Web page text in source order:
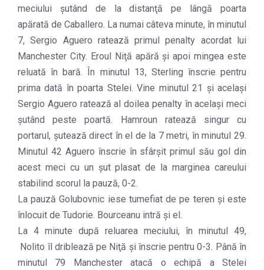
meciului șutând de la distanţă pe lângă poarta
apărată de Caballero. La numai câteva minute, în minutul
7, Sergio Aguero ratează primul penalty acordat lui
Manchester City. Eroul Niţă apără și apoi mingea este
reluată în bară. În minutul 13, Sterling înscrie pentru
prima dată în poarta Stelei. Vine minutul 21 și același
Sergio Aguero ratează al doilea penalty în același meci
șutând peste poartă. Hamroun ratează singur cu
portarul, șutează direct în el de la 7 metri, în minutul 29.
Minutul 42 Aguero înscrie în sfârșit primul său gol din
acest meci cu un șut plasat de la marginea careului
stabilind scorul la pauză, 0-2.
La pauză Golubovnic iese tumefiat de pe teren și este
înlocuit de Tudorie. Bourceanu intră și el.
La 4 minute după reluarea meciului, în minutul 49,
Nolito îl driblează pe Niţă și înscrie pentru 0-3. Până în
minutul 79 Manchester atacă o echipă a Stelei